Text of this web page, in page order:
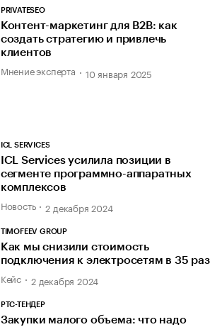
PRIVATESEO
Контент-маркетинг для В2В: как
создать стратегию и привлечь
клиентов
Мнение эксперта 10 января 2025
ICL SERVICES
ICL Services усилила позиции в
сегменте программно-аппаратных
комплексов
Новость 2 декабря 2024
TIMOFEEV GROUP
Как мы снизили стоимость
подключения к электросетям в 35 раз
Кейс 2 декабря 2024
РТС-ТЕНДЕР
Закупки малого объема: что надо